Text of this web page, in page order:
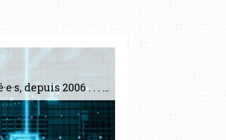
Le plus gros site de philosophie de France ! ABONNEZ-VOUS ! 4115 Articles, 1634 abonné·e·s, depuis 2006 . . . . . . . . 2 852 214 pages vues jusqu'à présent. Prestance et être apte à un plus grand nombre de choses.